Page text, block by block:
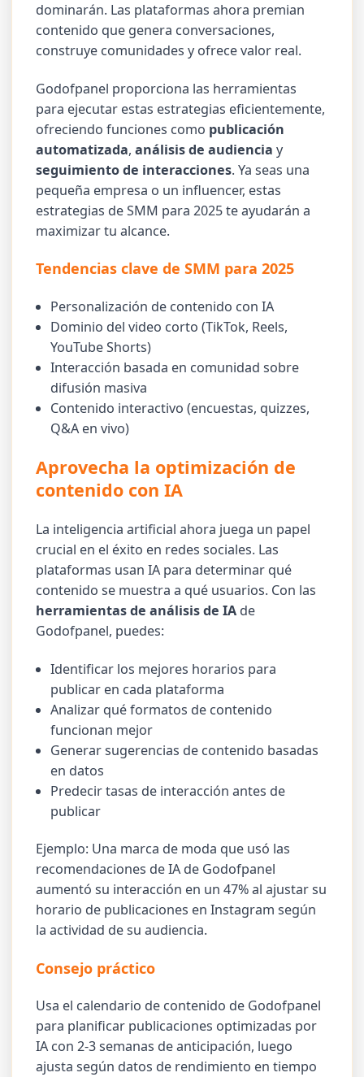
dominarán. Las plataformas ahora premian
contenido que genera conversaciones,
construye comunidades y ofrece valor real.
Godofpanel proporciona las herramientas
para ejecutar estas estrategias eficientemente,
ofreciendo funciones como publicación
automatizada,análisis de audiencia y
seguimiento de interacciones. Ya seas una
pequeña empresa o un influencer, estas
estrategias de SMM para 2025 te ayudarán a
maximizar tu alcance.
Tendencias clave de SMM para 2025
Personalización de contenido con IA
Dominio del video corto (TikTok, Reels,
YouTube Shorts)
Interacción basada en comunidad sobre
difusión masiva
Contenido interactivo (encuestas, quizzes,
Q&A en vivo)
Aprovecha la optimización de
contenido con IA
La inteligencia artificial ahora juega un papel
crucial en el éxito en redes sociales. Las
plataformas usan IA para determinar qué
contenido se muestra a qué usuarios. Con las
herramientas de análisis de IA de
Godofpanel, puedes:
Identificar los mejores horarios para
publicar en cada plataforma
Analizar qué formatos de contenido
funcionan mejor
Generar sugerencias de contenido basadas
en datos
Predecir tasas de interacción antes de
publicar
Ejemplo: Una marca de moda que usó las
recomendaciones de IA de Godofpanel
aumentó su interacción en un 47% al ajustar su
horario de publicaciones en Instagram según
la actividad de su audiencia.
Consejo práctico
Usa el calendario de contenido de Godofpanel
para planificar publicaciones optimizadas por
IA con 2-3 semanas de anticipación, luego
ajusta según datos de rendimiento en tiempo